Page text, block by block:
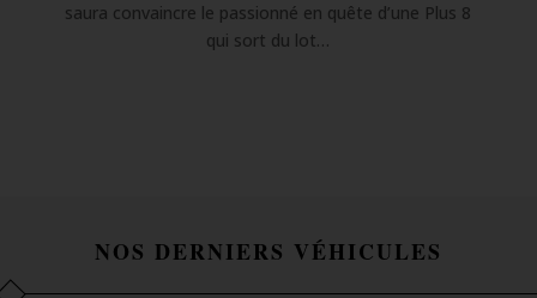
saura convaincre le passionné en quête d’une Plus 8
qui sort du lot…
NOS DERNIERS VÉHICULES